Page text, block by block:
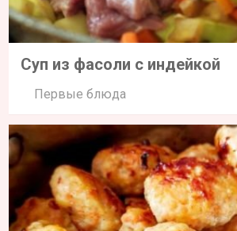
Суп из фасоли с индейкой
Первые блюда